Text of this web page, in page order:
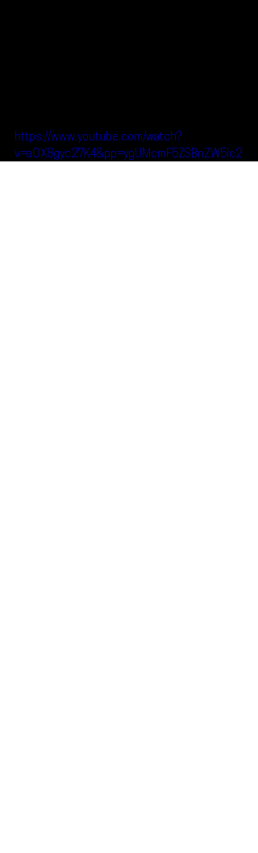
https://www.youtube.com/watch?
v=aOX8gyc27K4&pp=ygUMcmF5ZSBnZW5lc2